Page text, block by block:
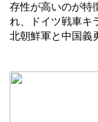
存性が高いのが特
れ、ドイツ戦車キ
北朝鮮軍と中国義